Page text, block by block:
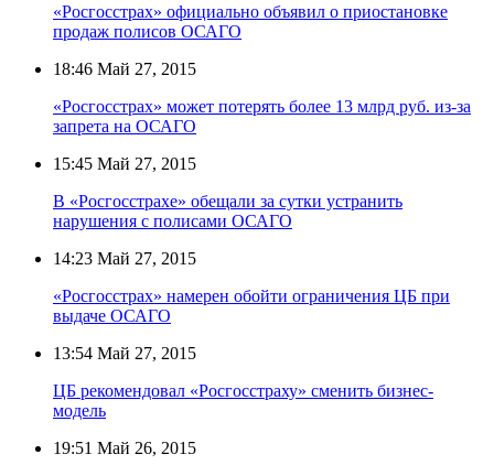
«Росгосстрах» официально объявил о приостановке
продаж полисов ОСАГО
18:46 Май 27, 2015
«Росгосстрах» может потерять более 13 млрд руб. из-за
запрета на ОСАГО
15:45 Май 27, 2015
В «Росгосстрахе» обещали за сутки устранить
нарушения с полисами ОСАГО
14:23 Май 27, 2015
«Росгосстрах» намерен обойти ограничения ЦБ при
выдаче ОСАГО
13:54 Май 27, 2015
ЦБ рекомендовал «Росгосстраху» сменить бизнес-
модель
19:51 Май 26, 2015